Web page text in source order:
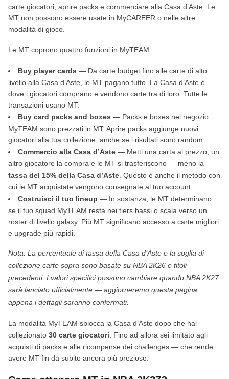
carte giocatori, aprire packs e commerciare alla Casa d’Aste. Le
MT non possono essere usate in MyCAREER o nelle altre
modalità di gioco.
Le MT coprono quattro funzioni in MyTEAM:
Buy player cards — Da carte budget fino alle carte di alto
livello alla Casa d’Aste, le MT pagano tutto. La Casa d’Aste è
dove i giocatori comprano e vendono carte tra di loro. Tutte le
transazioni usano MT.
Buy card packs and boxes — Packs e boxes nel negozio
MyTEAM sono prezzati in MT. Aprire packs aggiunge nuovi
giocatori alla tua collezione, anche se i risultati sono random.
Commercio alla Casa d’Aste — Metti una carta al prezzo, un
altro giocatore la compra e le MT si trasferiscono — meno la
tassa del 15% della Casa d’Aste . Questo è anche il metodo con
cui le MT acquistate vengono consegnate al tuo account.
Costruisci il tuo lineup — In sostanza, le MT determinano
se il tuo squad MyTEAM resta nei tiers bassi o scala verso un
roster di livello galaxy. Più MT significano accesso a carte migliori
e upgrade più rapidi.
Nota: La percentuale di tassa della Casa d’Aste e la soglia di
collezione carte sopra sono basate su NBA 2K26 e titoli
precedenti. I valori specifici possono cambiare quando NBA 2K27
sarà lanciato ufficialmente — aggiorneremo questa pagina
appena i dettagli saranno confermati.
La modalità MyTEAM sblocca la Casa d’Aste dopo che hai
collezionato 30 carte giocatori . Fino ad allora sei limitato agli
acquisti di packs e alle ricompense dei challenges — che rende
avere MT fin da subito ancora più prezioso.